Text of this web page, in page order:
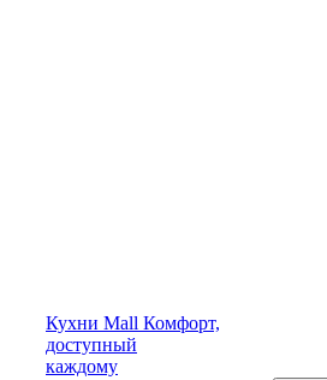
Кухни Mall Комфорт,
доступный
каждому